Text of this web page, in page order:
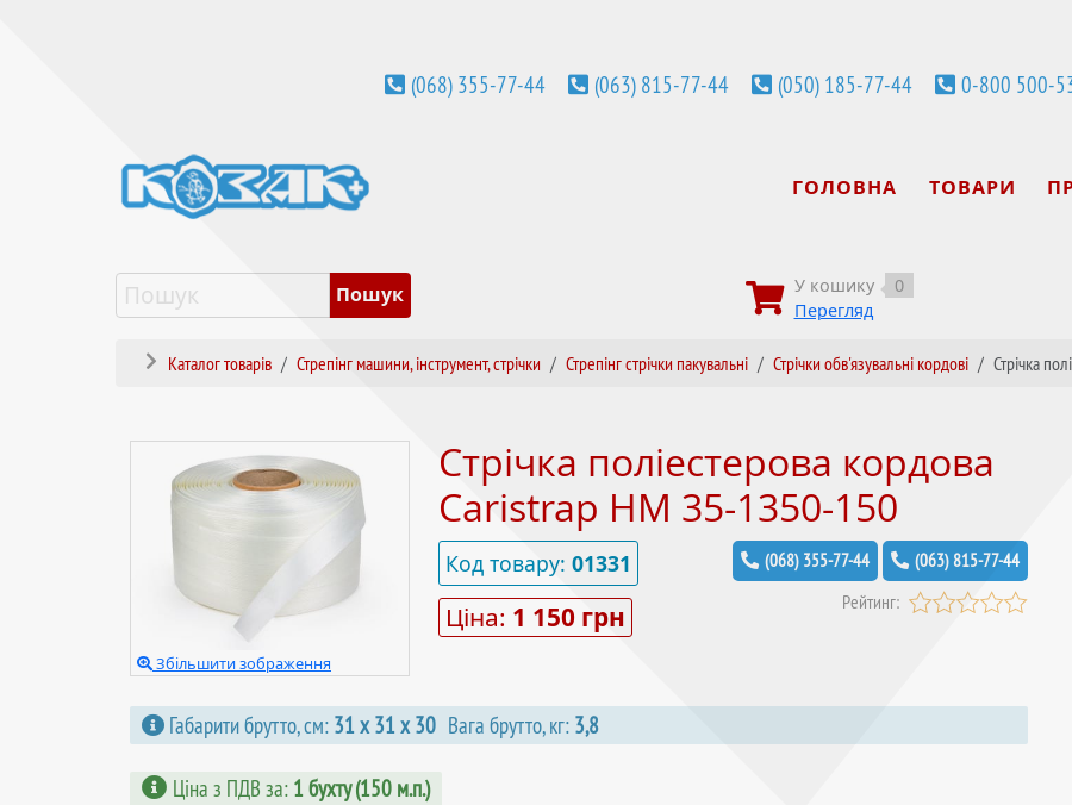
(068) 355-77-44 (063) 815-77-44 (050) 185-77-44 0-800 500-
ГОЛОВНА ТОВАРИ
У кошику
0
Перегляд
Каталог товарів Стрепінг машини, інструмент, стрічки Стрепінг стрічки пакувальні Стрічки обв'язувальні кордові Стрічка
Збільшити зображення
Стрічка поліестерова кордова
Caristrap HM 35-1350-150
(068) 355-77-44 (063) 815-77-44
Рейтинг:
Код товару:01331
Ціна: 1 150 грн
Габарити брутто, см: 31 х 31 х 30 Вага брутто, кг: 3,8
Ціна з ПДВ за: 1 бухту (150 м.п.)